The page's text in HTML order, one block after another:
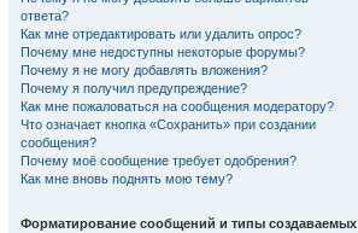
ответа?
Как мне отредактировать или удалить опрос?
Почему мне недоступны некоторые форумы?
Почему я не могу добавлять вложения?
Почему я получил предупреждение?
Как мне пожаловаться на сообщения модератору?
Что означает кнопка «Сохранить» при создании
сообщения?
Почему моё сообщение требует одобрения?
Как мне вновь поднять мою тему?
Форматирование сообщений и типы создаваемых